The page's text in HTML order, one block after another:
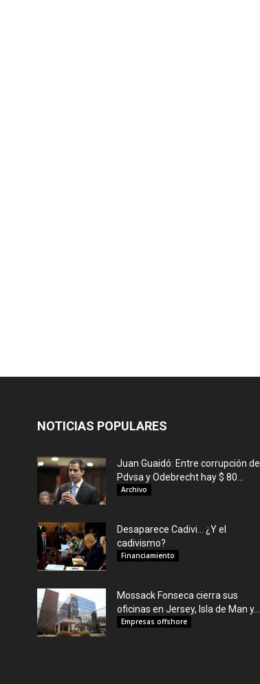
NOTICIAS POPULARES
Juan Guaidó: Entre corrupción de
Pdvsa y Odebrecht hay $ 80...
Archivo
Desaparece Cadivi… ¿Y el
cadivismo?
Financiamiento
Mossack Fonseca cierra sus
oficinas en Jersey, Isla de Man y...
Empresas offshore